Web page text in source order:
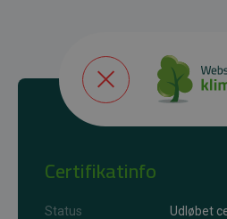
Certifikatinfo
Status
Udløbet